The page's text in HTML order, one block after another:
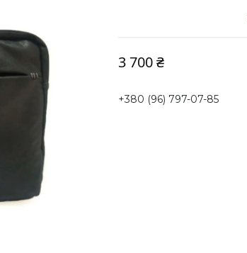
3 700 ₴
+380 (96) 797-07-85